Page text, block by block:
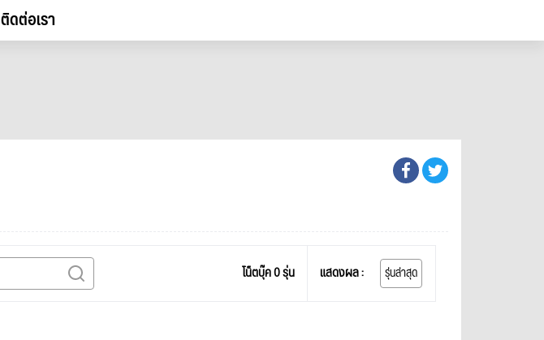
ติดต่อเรา
โน็ตบุ๊ค 0 รุ่น แสดงผล : รุ่นล่าสุด